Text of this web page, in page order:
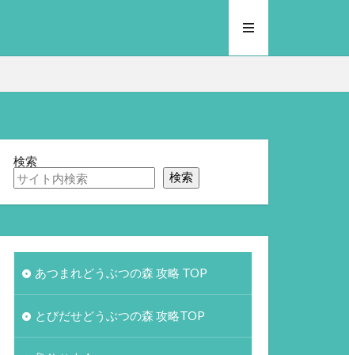
検索
検索
あつまれどうぶつの森 攻略 TOP
とびだせどうぶつの森 攻略TOP